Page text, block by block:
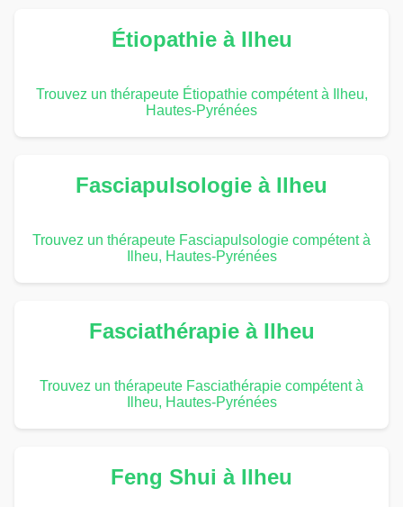
Étiopathie à Ilheu
Trouvez un thérapeute Étiopathie compétent à Ilheu,
Hautes-Pyrénées
Fasciapulsologie à Ilheu
Trouvez un thérapeute Fasciapulsologie compétent à
Ilheu, Hautes-Pyrénées
Fasciathérapie à Ilheu
Trouvez un thérapeute Fasciathérapie compétent à
Ilheu, Hautes-Pyrénées
Feng Shui à Ilheu